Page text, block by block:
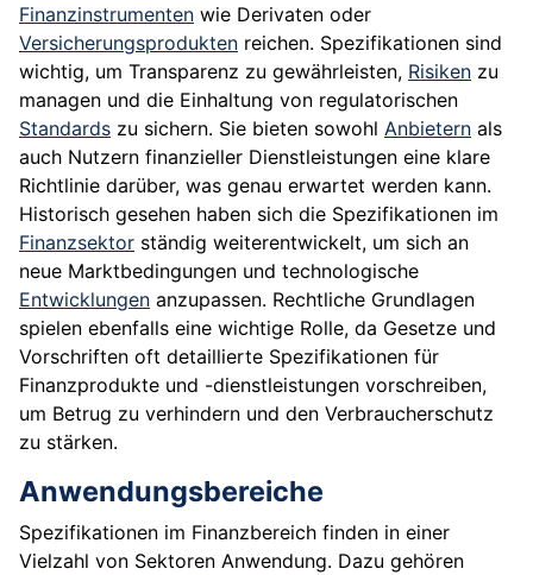
Finanzinstrumenten wie Derivaten oder
Versicherungsprodukten reichen. Spezifikationen sind
wichtig, um Transparenz zu gewährleisten, Risiken zu
managen und die Einhaltung von regulatorischen
Standards zu sichern. Sie bieten sowohl Anbietern als
auch Nutzern finanzieller Dienstleistungen eine klare
Richtlinie darüber, was genau erwartet werden kann.
Historisch gesehen haben sich die Spezifikationen im
Finanzsektor ständig weiterentwickelt, um sich an
neue Marktbedingungen und technologische
Entwicklungen anzupassen. Rechtliche Grundlagen
spielen ebenfalls eine wichtige Rolle, da Gesetze und
Vorschriften oft detaillierte Spezifikationen für
Finanzprodukte und -dienstleistungen vorschreiben,
um Betrug zu verhindern und den Verbraucherschutz
zu stärken.
Anwendungsbereiche
Spezifikationen im Finanzbereich finden in einer
Vielzahl von Sektoren Anwendung. Dazu gehören